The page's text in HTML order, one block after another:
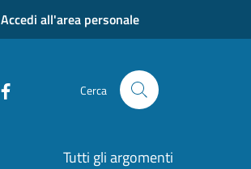
Accedi all'area personale
Cerca
Tutti gli argomenti